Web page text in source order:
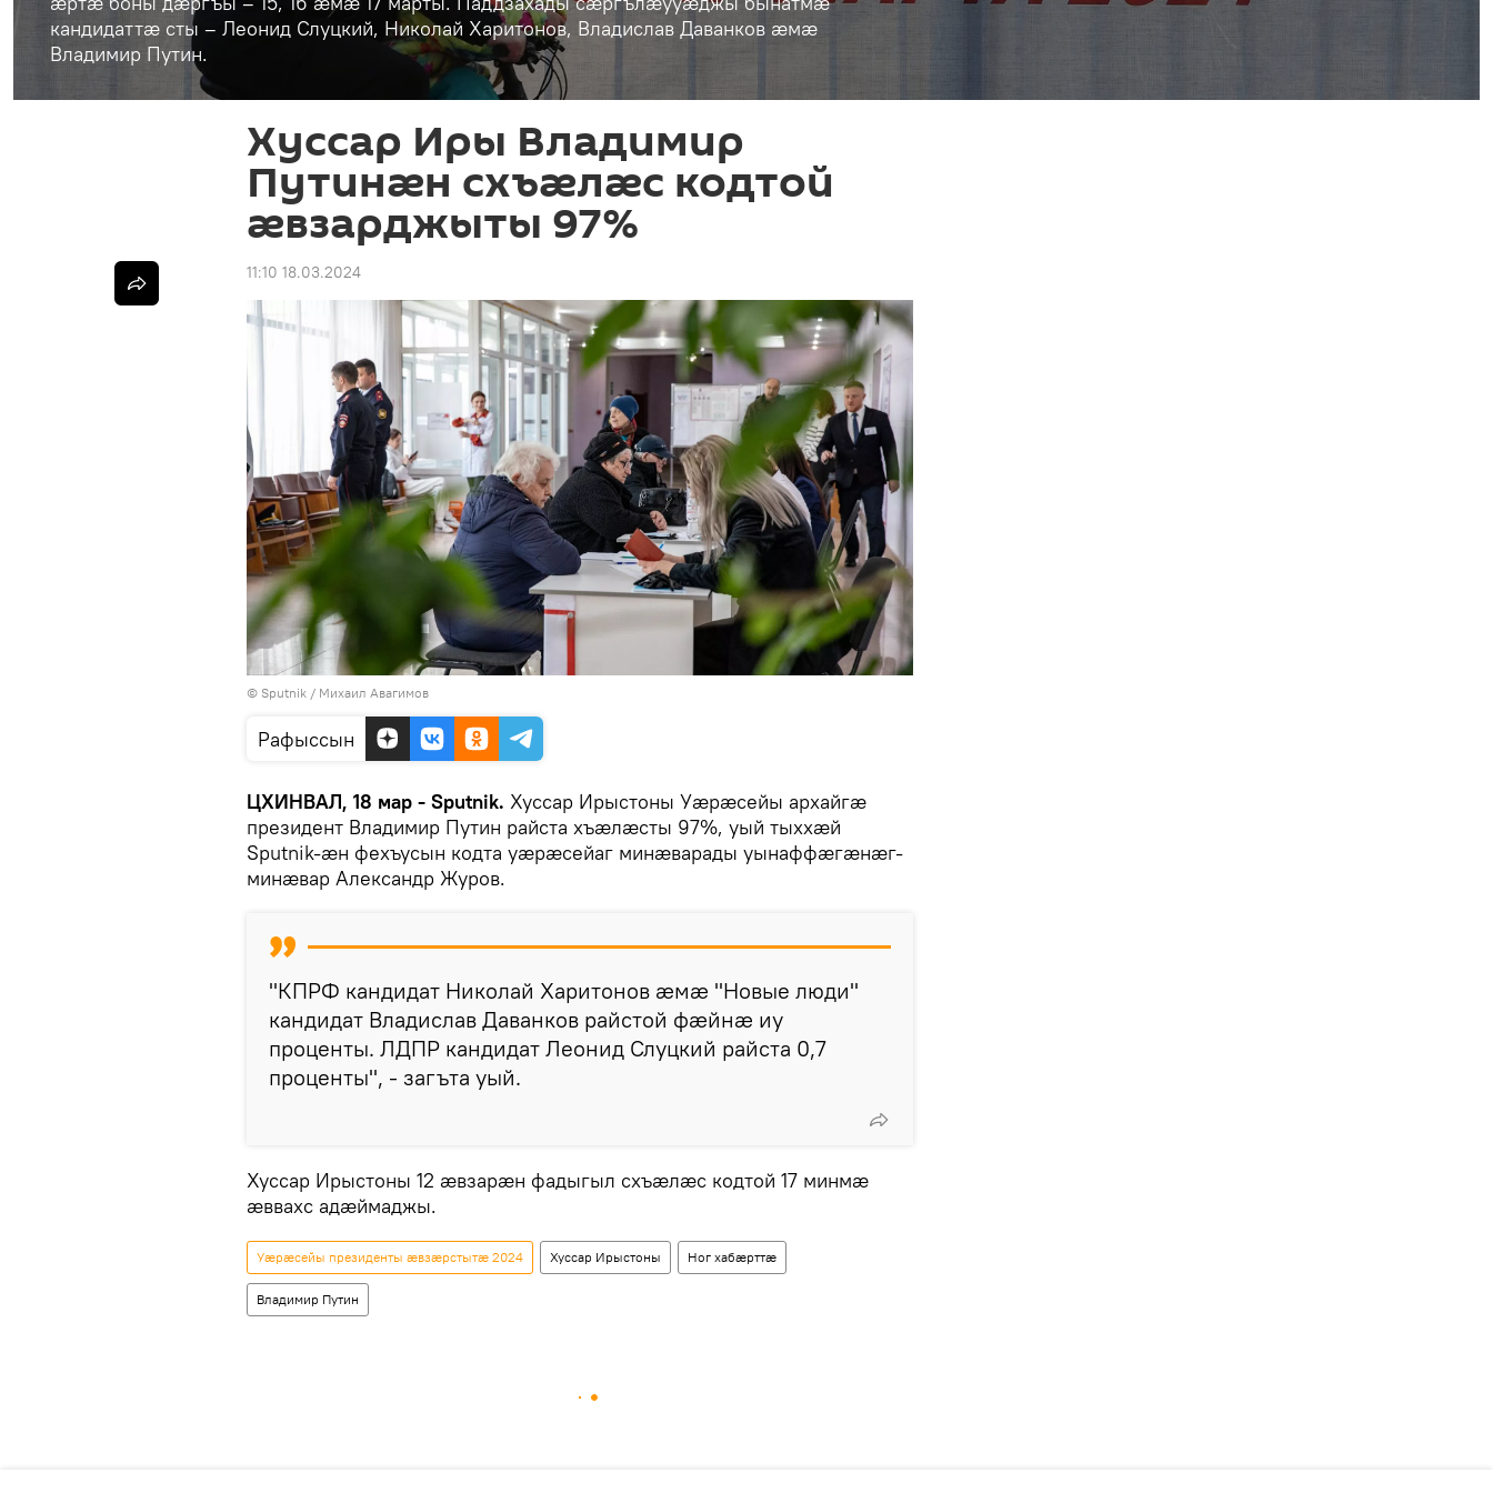
кандидаттæ сты – Леонид Слуцкий, Николай Харитонов, Владислав Даванков æмæ
Владимир Путин.
Хуссар Иры Владимир
Путинæн схъæлæс кодтой
æвзарджыты 97%
11:10 18.03.2024
© Sputnik / Михаил Авагимов
Рафыссын
ЦХИНВАЛ, 18 мар - Sputnik. Хуссар Ирыстоны Уæрæсейы архайгæ
президент Владимир Путин райста хъæлæсты 97%, уый тыххæй
Sputnik-æн фехъусын кодта уæрæсейаг минæварады уынаффæгæнæг-
минæвар Александр Журов.
"КПРФ кандидат Николай Харитонов æмæ "Новые люди"
кандидат Владислав Даванков райстой фæйнæ иу
проценты. ЛДПР кандидат Леонид Слуцкий райста 0,7
проценты", - загъта уый.
Хуссар Ирыстоны 12 æвзарæн фадыгыл схъæлæс кодтой 17 минмæ
æввахс адæймаджы.
Уæрæсейы президенты æвзæрстытæ 2024 Хуссар Ирыстоны Ног хабӕрттӕ
Владимир Путин